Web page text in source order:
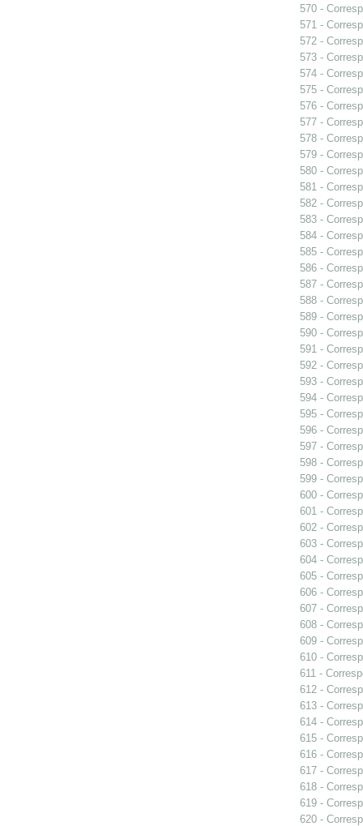
570 -
571 -
572 -
573 -
574 -
575 -
576 -
577 -
578 -
579 -
580 -
581 -
582 -
583 -
584 -
585 -
586 -
587 -
588 -
589 -
590 -
591 -
592 -
593 -
594 -
595 -
596 -
597 -
598 -
599 -
600 -
601 -
602 -
603 -
604 -
605 -
606 -
607 -
608 -
609 -
610 -
611 -
612 -
613 -
614 -
615 -
616 -
617 -
618 -
619 -
620 -